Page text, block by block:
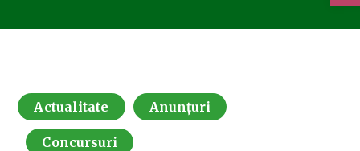
Actualitate Anunțuri
Concursuri